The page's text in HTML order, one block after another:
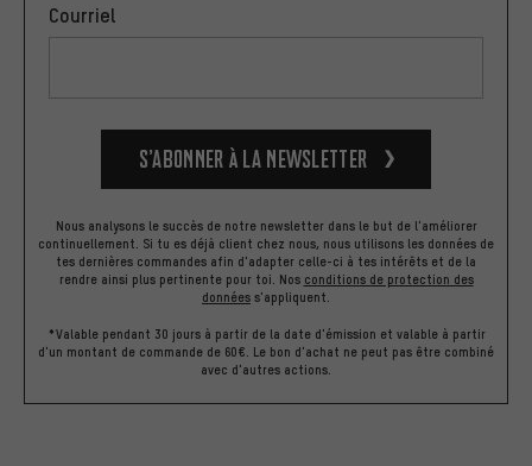
Courriel
S’abonner à la newsletter
Nous analysons le succès de notre newsletter dans le but de l'améliorer
continuellement. Si tu es déjà client chez nous, nous utilisons les données de
tes dernières commandes afin d'adapter celle-ci à tes intérêts et de la
rendre ainsi plus pertinente pour toi. Nos conditions de protection des
données s'appliquent.
*Valable pendant 30 jours à partir de la date d'émission et valable à partir
d'un montant de commande de 60€. Le bon d'achat ne peut pas être combiné
avec d'autres actions.